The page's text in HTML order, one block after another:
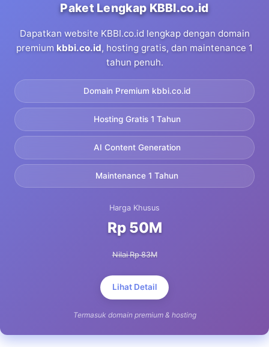
Paket Lengkap KBBI.co.id
Dapatkan website KBBI.co.id lengkap dengan domain
premium kbbi.co.id, hosting gratis, dan maintenance 1
tahun penuh.
Domain Premium kbbi.co.id
Hosting Gratis 1 Tahun
AI Content Generation
Maintenance 1 Tahun
Harga Khusus
Rp 50M
Nilai Rp 83M
Lihat Detail
Termasuk domain premium & hosting